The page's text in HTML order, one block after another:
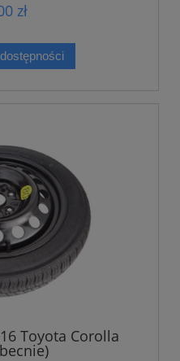
zł
Toyota Corolla